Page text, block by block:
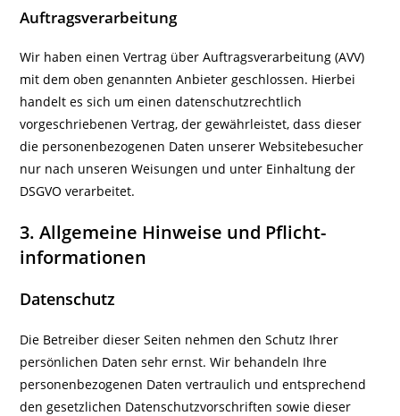
Auftragsverarbeitung
Wir haben einen Vertrag über Auftragsverarbeitung (AVV)
mit dem oben genannten Anbieter geschlossen. Hierbei
handelt es sich um einen datenschutzrechtlich
vorgeschriebenen Vertrag, der gewährleistet, dass dieser
die personenbezogenen Daten unserer Websitebesucher
nur nach unseren Weisungen und unter Einhaltung der
DSGVO verarbeitet.
3. Allgemeine Hinweise und Pflicht­
informationen
Datenschutz
Die Betreiber dieser Seiten nehmen den Schutz Ihrer
persönlichen Daten sehr ernst. Wir behandeln Ihre
personenbezogenen Daten vertraulich und entsprechend
den gesetzlichen Datenschutzvorschriften sowie dieser